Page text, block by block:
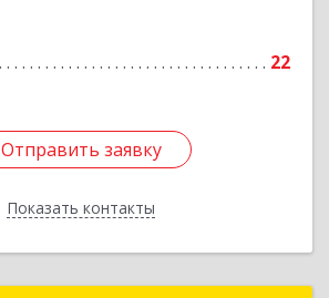
22
Отправить заявку
Показать контакты
Отправить заявку
Назад